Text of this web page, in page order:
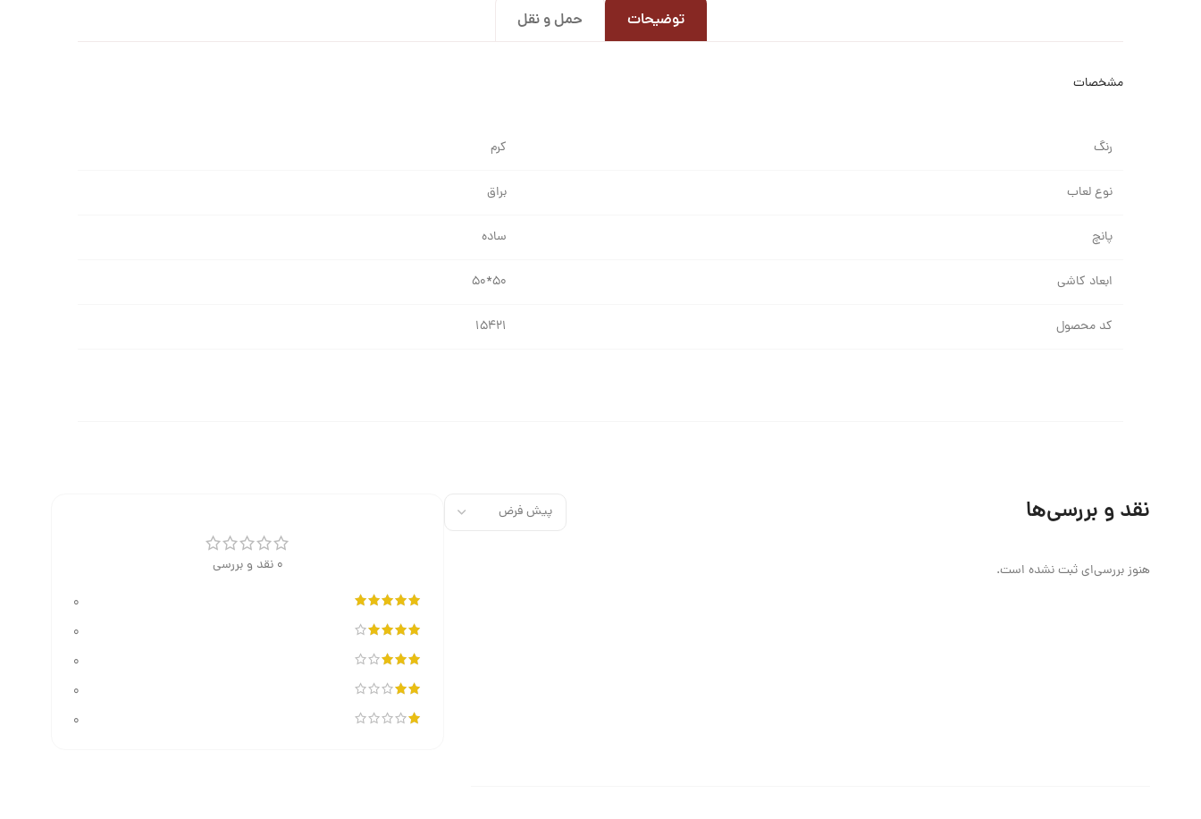
توضیحات حمل و نقل
مشخصات
رنگ کرم
نوع لعاب براق
پانچ ساده
ابعاد کاشی ۵۰*۵۰
کد محصول ۱۵۴۲۱
0 نقد و بررسی
0
0
0
0
0
نقد و بررسی‌ها
هنوز بررسی‌ای ثبت نشده است.